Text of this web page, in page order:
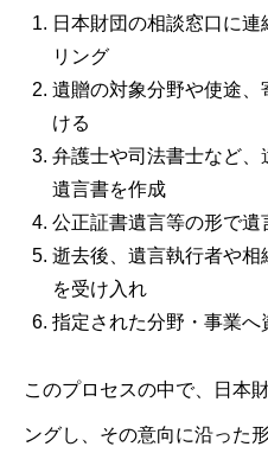
日本財団の相談窓口に
リング
遺贈の対象分野や使途
ける
弁護士や司法書士など、
遺言書を作成
公正証書遺言等の形で遺
逝去後、遺言執行者や
を受け入れ
指定された分野・事業
このプロセスの中で、日本
ングし、その意向に沿った